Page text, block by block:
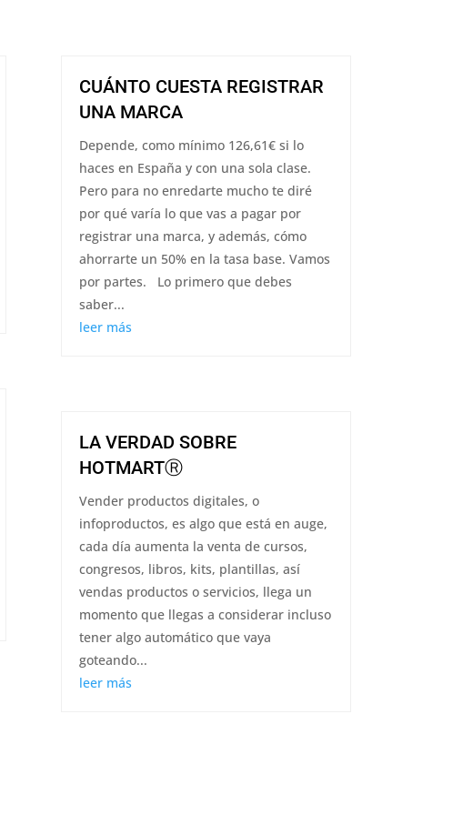
CUÁNTO CUESTA REGISTRAR
UNA MARCA
Depende, como mínimo 126,61€ si lo
haces en España y con una sola clase.
Pero para no enredarte mucho te diré
por qué varía lo que vas a pagar por
registrar una marca, y además, cómo
ahorrarte un 50% en la tasa base. Vamos
por partes. Lo primero que debes
saber...
leer más
LA VERDAD SOBRE
HOTMARTⓇ
Vender productos digitales, o
infoproductos, es algo que está en auge,
cada día aumenta la venta de cursos,
congresos, libros, kits, plantillas, así
vendas productos o servicios, llega un
momento que llegas a considerar incluso
tener algo automático que vaya
goteando...
leer más